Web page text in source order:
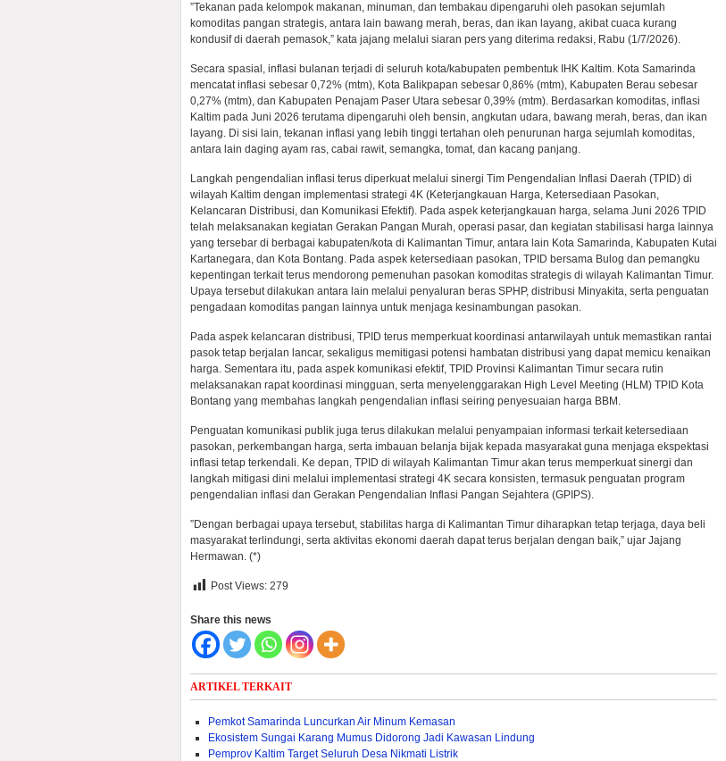
”Tekanan pada kelompok makanan, minuman, dan tembakau dipengaruhi oleh pasokan sejumlah
komoditas pangan strategis, antara lain bawang merah, beras, dan ikan layang, akibat cuaca kurang
kondusif di daerah pemasok,” kata jajang melalui siaran pers yang diterima redaksi, Rabu (1/7/2026).
Secara spasial, inflasi bulanan terjadi di seluruh kota/kabupaten pembentuk IHK Kaltim. Kota Samarinda
mencatat inflasi sebesar 0,72% (mtm), Kota Balikpapan sebesar 0,86% (mtm), Kabupaten Berau sebesar
0,27% (mtm), dan Kabupaten Penajam Paser Utara sebesar 0,39% (mtm). Berdasarkan komoditas, inflasi
Kaltim pada Juni 2026 terutama dipengaruhi oleh bensin, angkutan udara, bawang merah, beras, dan ikan
layang. Di sisi lain, tekanan inflasi yang lebih tinggi tertahan oleh penurunan harga sejumlah komoditas,
antara lain daging ayam ras, cabai rawit, semangka, tomat, dan kacang panjang.
Langkah pengendalian inflasi terus diperkuat melalui sinergi Tim Pengendalian Inflasi Daerah (TPID) di
wilayah Kaltim dengan implementasi strategi 4K (Keterjangkauan Harga, Ketersediaan Pasokan,
Kelancaran Distribusi, dan Komunikasi Efektif). Pada aspek keterjangkauan harga, selama Juni 2026 TPID
telah melaksanakan kegiatan Gerakan Pangan Murah, operasi pasar, dan kegiatan stabilisasi harga lainnya
yang tersebar di berbagai kabupaten/kota di Kalimantan Timur, antara lain Kota Samarinda, Kabupaten Kutai
Kartanegara, dan Kota Bontang. Pada aspek ketersediaan pasokan, TPID bersama Bulog dan pemangku
kepentingan terkait terus mendorong pemenuhan pasokan komoditas strategis di wilayah Kalimantan Timur.
Upaya tersebut dilakukan antara lain melalui penyaluran beras SPHP, distribusi Minyakita, serta penguatan
pengadaan komoditas pangan lainnya untuk menjaga kesinambungan pasokan.
Pada aspek kelancaran distribusi, TPID terus memperkuat koordinasi antarwilayah untuk memastikan rantai
pasok tetap berjalan lancar, sekaligus memitigasi potensi hambatan distribusi yang dapat memicu kenaikan
harga. Sementara itu, pada aspek komunikasi efektif, TPID Provinsi Kalimantan Timur secara rutin
melaksanakan rapat koordinasi mingguan, serta menyelenggarakan High Level Meeting (HLM) TPID Kota
Bontang yang membahas langkah pengendalian inflasi seiring penyesuaian harga BBM.
Penguatan komunikasi publik juga terus dilakukan melalui penyampaian informasi terkait ketersediaan
pasokan, perkembangan harga, serta imbauan belanja bijak kepada masyarakat guna menjaga ekspektasi
inflasi tetap terkendali. Ke depan, TPID di wilayah Kalimantan Timur akan terus memperkuat sinergi dan
langkah mitigasi dini melalui implementasi strategi 4K secara konsisten, termasuk penguatan program
pengendalian inflasi dan Gerakan Pengendalian Inflasi Pangan Sejahtera (GPIPS).
”Dengan berbagai upaya tersebut, stabilitas harga di Kalimantan Timur diharapkan tetap terjaga, daya beli
masyarakat terlindungi, serta aktivitas ekonomi daerah dapat terus berjalan dengan baik,” ujar Jajang
Hermawan. (*)
Post Views: 279
Share this news
ARTIKEL TERKAIT
Pemkot Samarinda Luncurkan Air Minum Kemasan
Ekosistem Sungai Karang Mumus Didorong Jadi Kawasan Lindung
Pemprov Kaltim Target Seluruh Desa Nikmati Listrik